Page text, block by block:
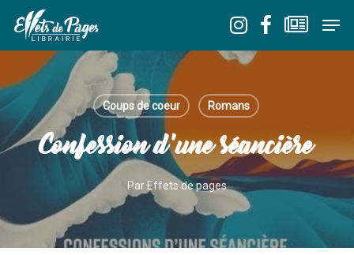
main
content
Coups de coeur Romans
Confession d’une séancière
Par Effets de pages
Close